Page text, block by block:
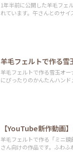
1年半前に公開した羊毛フェ
れています。午さんとのサイ
羊毛フェルトで作る雪
羊毛フェルトで作る雪玉オ
にぴったりのかんたんハンド
【YouTube新作動画
羊毛フェルトで作る「ミニ
さん向けの作品です。ふわ